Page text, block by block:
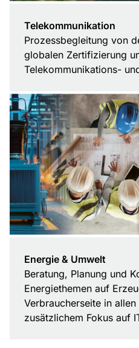
Telekommunikation
Prozessbegleitung von
globalen Zertifizierung
Telekommunikations-
Energie & Umwelt
Beratung, Planung und
Energiethemen auf
Verbraucherseite in
zusätzlichem Fokus auf